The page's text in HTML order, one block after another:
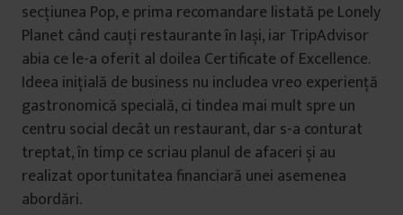
secțiunea Pop, e prima recomandare listată pe Lonely
Planet când cauți restaurante în Iași, iar TripAdvisor
abia ce le-a oferit al doilea Certificate of Excellence.
Ideea inițială de business nu includea vreo experiență
gastronomică specială, ci tindea mai mult spre un
centru social decât un restaurant, dar s-a conturat
treptat, în timp ce scriau planul de afaceri și au
realizat oportunitatea financiară unei asemenea
abordări.